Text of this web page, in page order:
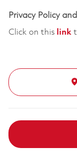
Privacy Policy
Click on this link